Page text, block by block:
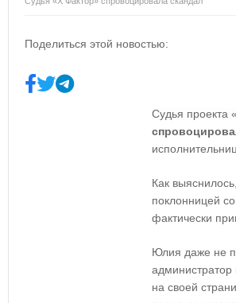
Поделиться этой новостью:
Судья проекта
Как
поклонницей
фактически
Юлия даже не
на своей